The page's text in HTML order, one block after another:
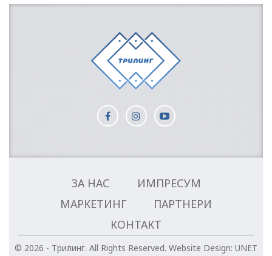
ЗА НАС
ИМПРЕСУМ
МАРКЕТИНГ
ПАРТНЕРИ
КОНТАКТ
© 2026 - Трилинг. All Rights Reserved. Website Design: UNET